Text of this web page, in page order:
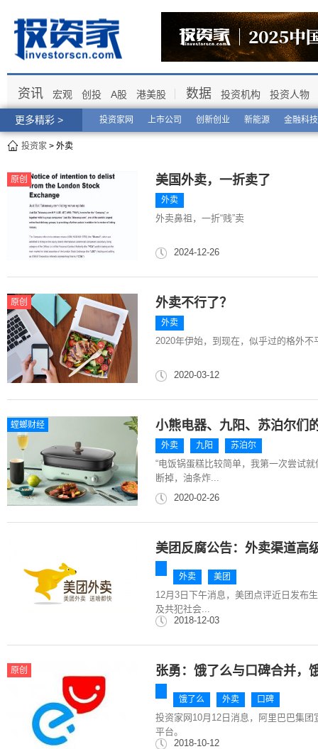
更多精彩 > 投资家网 上市公司 创新创业 新能源 金融科技
资讯 宏观 创投 A股 港美股 数据 投资机构 投资人物
投资家 > 外卖
原创 美国外卖，一折卖了
外卖
外卖鼻祖，一折“贱”卖
2024-12-26
原创 外卖不行了？
外卖
2020年伊始，到现在，似乎过的格外不
2020-03-12
螳螂财经 小熊电器、九阳、苏泊尔们
外卖 九阳 苏泊尔
“电饭锅蛋糕比较简单，我第一次尝试
断掉，油条炸...
2020-02-26
美团反腐公告：外卖渠道高
外卖 美团
12月3日下午消息，美团点评近日发布
及共犯社会...
2018-12-03
原创 张勇：饿了么与口碑合并，
饿了么 外卖 口碑
投资家网10月12日消息，阿里巴巴集
平台。
2018-10-12